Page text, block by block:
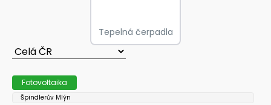
Tepelná čerpadla
Fotovoltaika
Špindlerův Mlýn